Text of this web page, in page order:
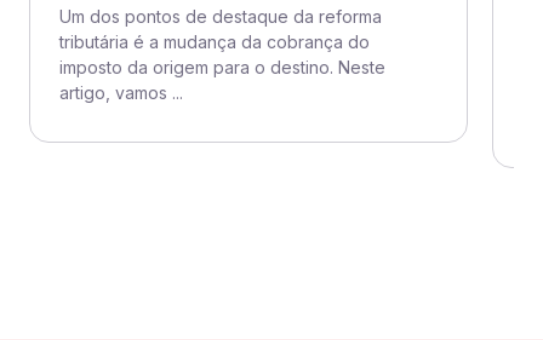
Um dos pontos de destaque da reforma
tributária é a mudança da cobrança do
imposto da origem para o destino. Neste
artigo, vamos ...